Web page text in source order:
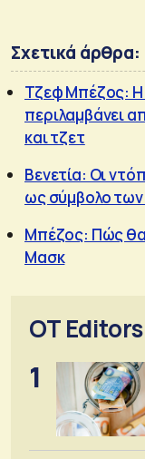
Σχετικά άρθρα:
Τζεφ Μπέζος: Η
περιλαμβάνει
και τζετ
Βενετία: Οι
ως σύμβολο των
Μπέζος: Πώς θα
Μασκ
OT Editors
1